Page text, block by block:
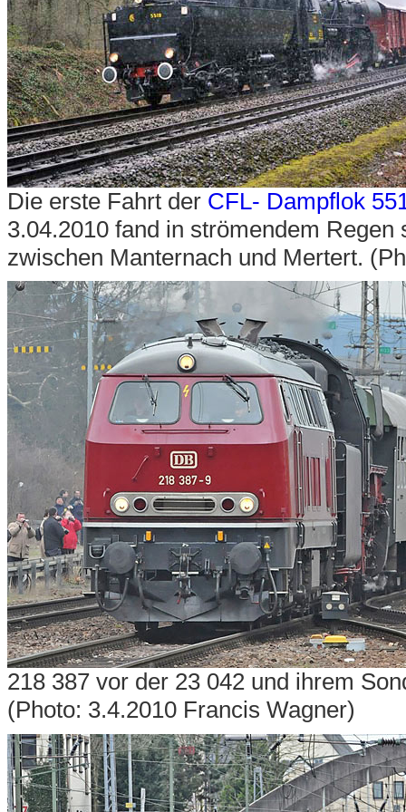
Die erste Fahrt der CFL- Dampflok
3.04.2010 fand in strömendem
zwischen Manternach und Mertert.
218 387 vor der 23 042 und ihrem
(Photo: 3.4.2010 Francis Wagner)